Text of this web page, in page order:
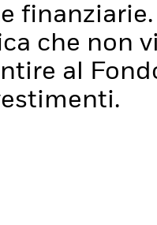
finanziarie.
che non
al